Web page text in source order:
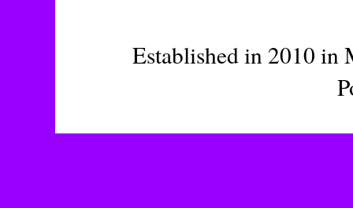
Established in 2010 in